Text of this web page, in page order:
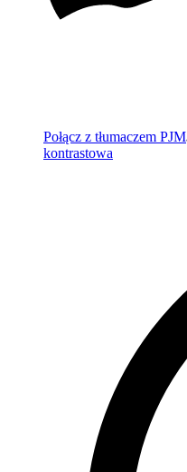
Połącz z tłumaczem PJM
kontrastowa